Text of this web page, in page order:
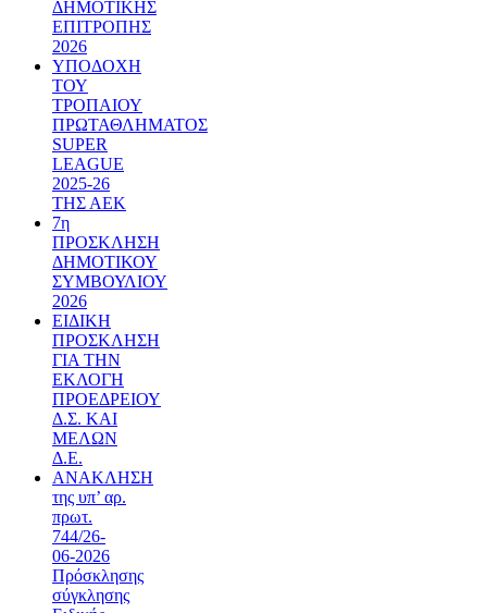
ΔΗΜΟΤΙΚΗΣ
ΕΠΙΤΡΟΠΗΣ
2026
ΥΠΟΔΟΧΗ
ΤΟΥ
ΤΡΟΠΑΙΟΥ
ΠΡΩΤΑΘΛΗΜΑΤΟΣ
SUPER
LEAGUE
2025-26
ΤΗΣ ΑΕΚ
7η
ΠΡΟΣΚΛΗΣΗ
ΔΗΜΟΤΙΚΟΥ
ΣΥΜΒΟΥΛΙΟΥ
2026
ΕΙΔΙΚΗ
ΠΡΟΣΚΛΗΣΗ
ΓΙΑ ΤΗΝ
ΕΚΛΟΓΗ
ΠΡΟΕΔΡΕΙΟΥ
Δ.Σ. ΚΑΙ
ΜΕΛΩΝ
Δ.Ε.
ΑΝΑΚΛΗΣΗ
της υπ’ αρ.
πρωτ.
744/26-
06-2026
Πρόσκλησης
σύγκλησης